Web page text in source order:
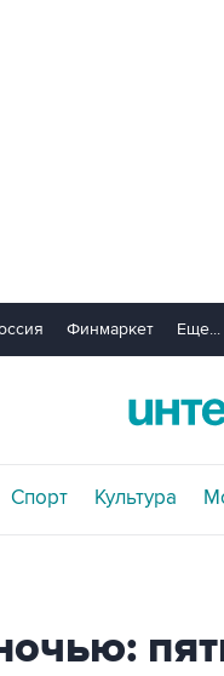
Финмаркет Еще...
Спорт Культура